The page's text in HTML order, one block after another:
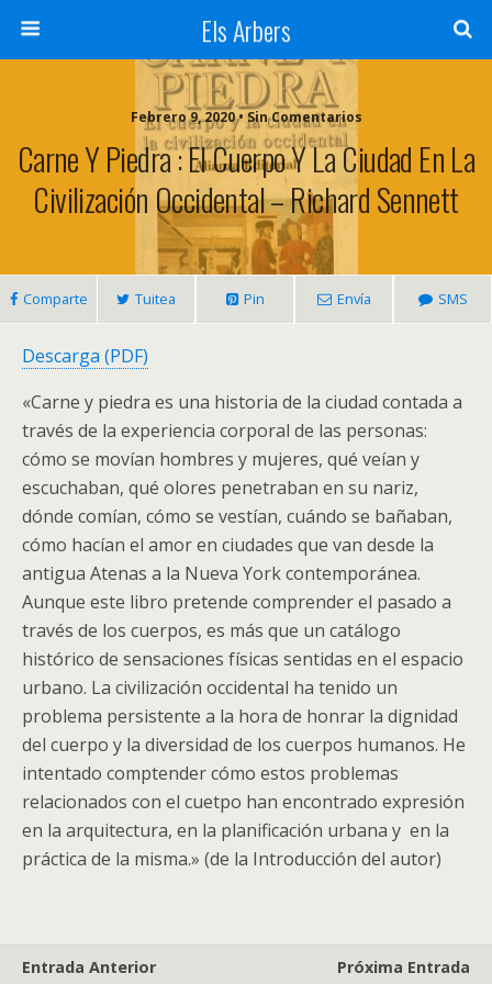
Els Arbers
Febrero 9, 2020 • Sin Comentarios
Carne Y Piedra : El Cuerpo Y La Ciudad En La
Civilización Occidental – Richard Sennett
Comparte Tuitea Pin Envía SMS
Descarga (PDF)
«Carne y piedra es una historia de la ciudad contada a
través de la experiencia corporal de las personas:
cómo se movían hombres y mujeres, qué veían y
escuchaban, qué olores penetraban en su nariz,
dónde comían, cómo se vestían, cuándo se bañaban,
cómo hacían el amor en ciudades que van desde la
antigua Atenas a la Nueva York contemporánea.
Aunque este libro pretende comprender el pasado a
través de los cuerpos, es más que un catálogo
histórico de sensaciones físicas sentidas en el espacio
urbano. La civilización occidental ha tenido un
problema persistente a la hora de honrar la dignidad
del cuerpo y la diversidad de los cuerpos humanos. He
intentado comptender cómo estos problemas
relacionados con el cuetpo han encontrado expresión
en la arquitectura, en la planificación urbana y en la
práctica de la misma.» (de la Introducción del autor)
Entrada Anterior Próxima Entrada